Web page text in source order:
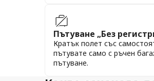
Пътуване „Без
Кратък полет със
пътувате само с ръчен
пътуване.